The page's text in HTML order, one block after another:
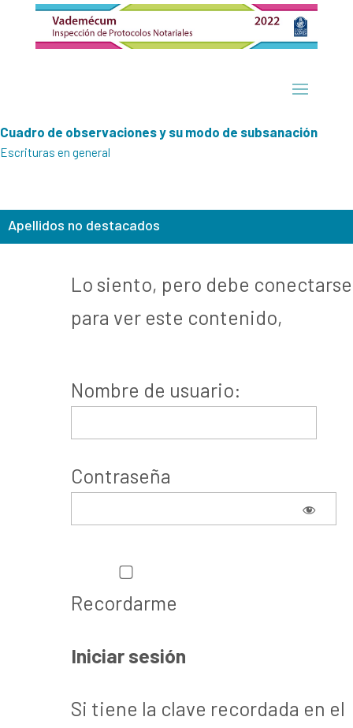
Cuadro de observaciones y su modo de subsanación
Escrituras en general
Apellidos no destacados
Lo siento, pero debe conectarse
para ver este contenido,
Nombre de usuario:
Contraseña
Recordarme
Si tiene la clave recordada en el